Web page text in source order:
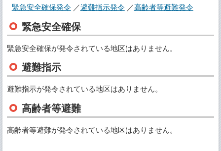
緊急安全確保発令 避難指示発令 高齢者等避難発令
緊急安全確保
緊急安全確保が発令されている地区はありません。
避難指示
避難指示が発令されている地区はありません。
高齢者等避難
高齢者等避難が発令されている地区はありません。